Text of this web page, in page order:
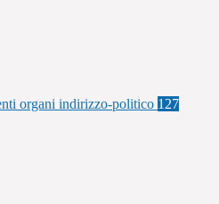
organi indirizzo-politico 127